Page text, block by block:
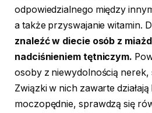
odpowiedzialnego między
a także przyswajanie witamin.
znaleźć w diecie osób z
nadciśnieniem tętniczym.
osoby z niewydolnością
Związki w nich zawarte
moczopędnie, sprawdzą się